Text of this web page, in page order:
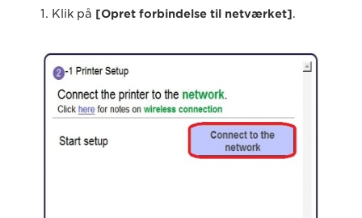
1. Klik på [Opret forbindelse til netværket].